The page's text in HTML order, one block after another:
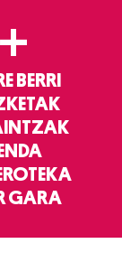
+
BERRI
GARA